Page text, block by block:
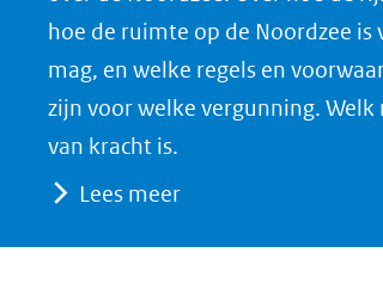
hoe de ruimte op de Noordzee is
mag, en welke regels en
zijn voor welke vergunning.
van kracht is.
Lees meer